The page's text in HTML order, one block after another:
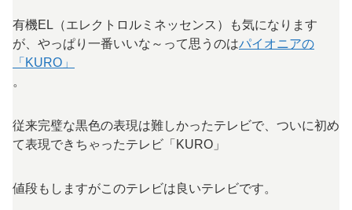
有機EL（エレクトロルミネッセンス）も気になります
が、やっぱり一番いいな～って思うのはパイオニアの
「KURO」
。
従来完璧な黒色の表現は難しかったテレビで、ついに初め
て表現できちゃったテレビ「KURO」
値段もしますがこのテレビは良いテレビです。